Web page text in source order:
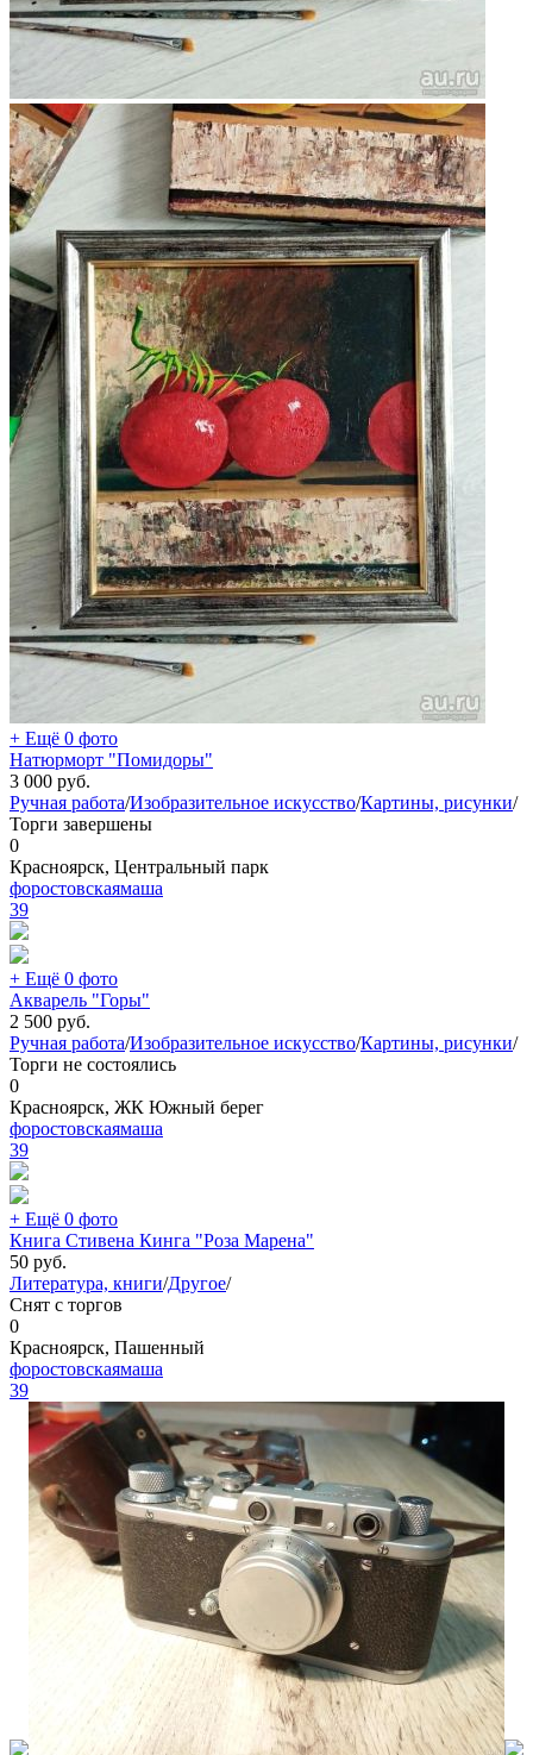
+ Ещё 0 фото
Натюрморт "Помидоры"
3 000 руб.
Ручная работа/Изобразительное искусство/Картины, рисунки/
Торги завершены
0
Красноярск, Центральный парк
форостовскаямаша
39
+ Ещё 0 фото
Акварель "Горы"
2 500 руб.
Ручная работа/Изобразительное искусство/Картины, рисунки/
Торги не состоялись
0
Красноярск, ЖК Южный берег
форостовскаямаша
39
+ Ещё 0 фото
Книга Стивена Кинга "Роза Марена"
50 руб.
Литература, книги/Другое/
Снят с торгов
0
Красноярск, Пашенный
форостовскаямаша
39